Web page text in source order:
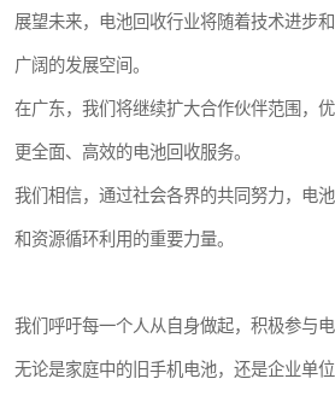
展望未来，电池回收行业将随着技术进步
广阔的发展空间。
在广东，我们将继续扩大合作伙伴范围，
更全面、高效的电池回收服务。
我们相信，通过社会各界的共同努力，电
和资源循环利用的重要力量。
我们呼吁每一个人从自身做起，积极参与电
无论是家庭中的旧手机电池，还是企业单